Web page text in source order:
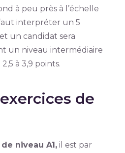
à peu près à l’échelle
interpréter un 5
un candidat sera
un niveau intermédiaire
à 3,9 points.
de
niveau A1,il est par